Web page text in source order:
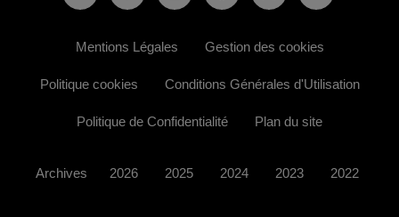
Mentions Légales Gestion des cookies
Politique cookies Conditions Générales d'Utilisation
Politique de Confidentialité Plan du site
Archives 2026 2025 2024 2023 2022